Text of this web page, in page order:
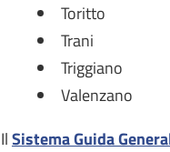
Toritto
Trani
Triggiano
Valenzano
IlSistema Guida